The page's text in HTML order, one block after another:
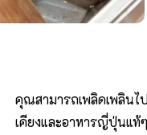
คุณสามารถเพลิดเพลินไ
เคียงและอาหารญี่ปุ่นแท้